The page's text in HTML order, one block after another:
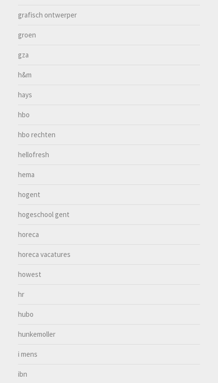
grafisch ontwerper
groen
gza
h&m
hays
hbo
hbo rechten
hellofresh
hema
hogent
hogeschool gent
horeca
horeca vacatures
howest
hr
hubo
hunkemoller
i mens
ibn